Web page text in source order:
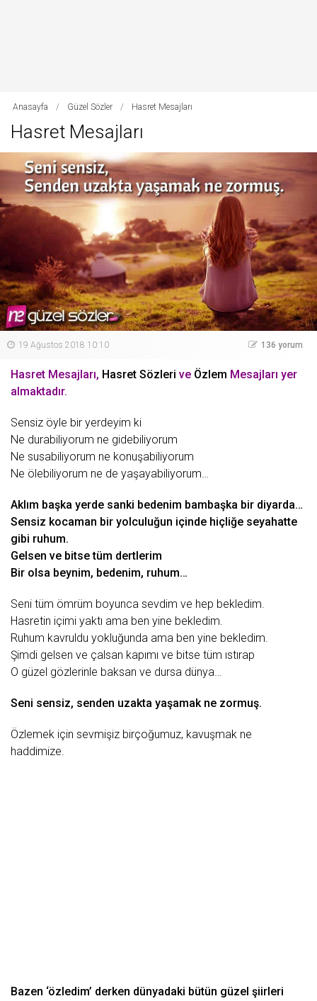
Anasayfa / Güzel Sözler / Hasret Mesajları
Hasret Mesajları
19 Ağustos 2018 10:10 136 yorum
Hasret Mesajları, Hasret Sözleri ve Özlem Mesajları yer
almaktadır.
Sensiz öyle bir yerdeyim ki
Ne durabiliyorum ne gidebiliyorum
Ne susabiliyorum ne konuşabiliyorum
Ne ölebiliyorum ne de yaşayabiliyorum…
Aklım başka yerde sanki bedenim bambaşka bir diyarda…
Sensiz kocaman bir yolculuğun içinde hiçliğe seyahatte
gibi ruhum.
Gelsen ve bitse tüm dertlerim
Bir olsa beynim, bedenim, ruhum…
Seni tüm ömrüm boyunca sevdim ve hep bekledim.
Hasretin içimi yaktı ama ben yine bekledim.
Ruhum kavruldu yokluğunda ama ben yine bekledim.
Şimdi gelsen ve çalsan kapımı ve bitse tüm ıstırap
O güzel gözlerinle baksan ve dursa dünya…
Seni sensiz, senden uzakta yaşamakne zormuş.
Özlemek için sevmişiz birçoğumuz, kavuşmak ne
haddimize.
Bazen ‘özledim’ derken dünyadaki bütün güzel şiirleri